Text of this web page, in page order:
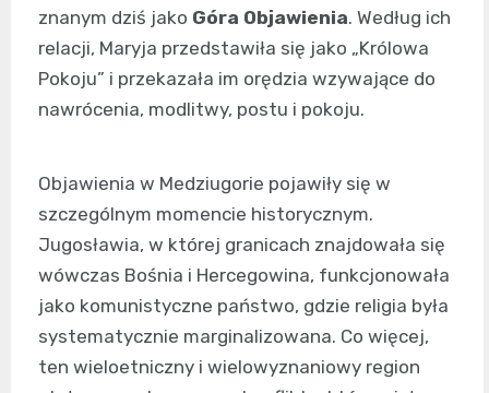
znanym dziś jako Góra Objawienia. Według ich
relacji, Maryja przedstawiła się jako „Królowa
Pokoju” i przekazała im orędzia wzywające do
nawrócenia, modlitwy, postu i pokoju.
Objawienia w Medziugorie pojawiły się w
szczególnym momencie historycznym.
Jugosławia, w której granicach znajdowała się
wówczas Bośnia i Hercegowina, funkcjonowała
jako komunistyczne państwo, gdzie religia była
systematycznie marginalizowana. Co więcej,
ten wieloetniczny i wielowyznaniowy region